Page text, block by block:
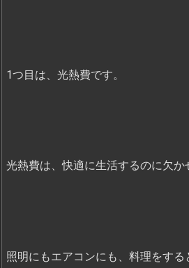
1つ目は、光熱費です。
光熱費は、快適に生活するのに欠か
照明にもエアコンにも、料理をする